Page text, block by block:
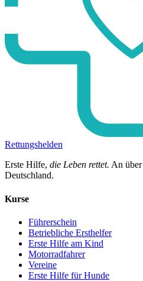
Rettungshelden
Erste Hilfe, die Leben rettet. An über
Deutschland.
Kurse
Führerschein
Betriebliche Ersthelfer
Erste Hilfe am Kind
Motorradfahrer
Vereine
Erste Hilfe für Hunde